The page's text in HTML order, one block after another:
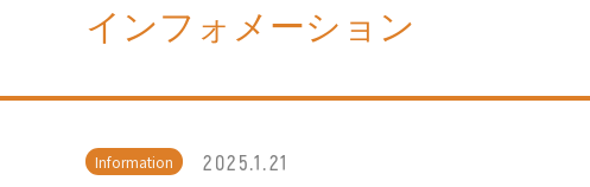
インフォメーション
Information 2025.1.21